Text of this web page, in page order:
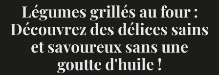
Légumes grillés au four :
Découvrez des délices sains
et savoureux sans une
goutte d'huile !